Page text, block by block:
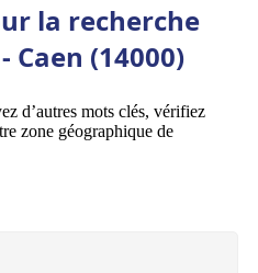
la recherche
(14000)
d’autres mots clés, vérifiez
zone géographique de